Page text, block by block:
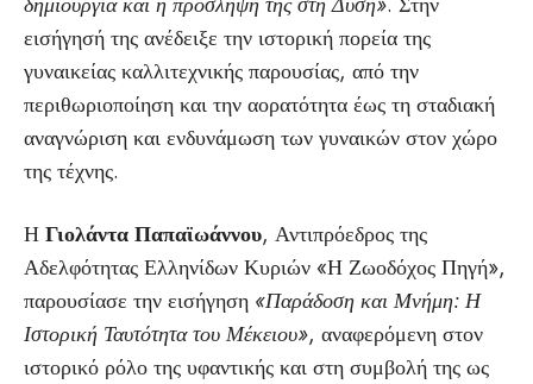
εισήγησή της ανέδειξε την ιστορική πορεία της
γυναικείας καλλιτεχνικής παρουσίας, από την
περιθωριοποίηση και την αορατότητα έως τη σταδιακή
αναγνώριση και ενδυνάμωση των γυναικών στον χώρο
της τέχνης.
ΗΓιολάντα Παπαϊωάννου, Αντιπρόεδρος της
Αδελφότητας Ελληνίδων Κυριών «Η Ζωοδόχος Πηγή»,
παρουσίασε την εισήγηση «Παράδοση και Μνήμη: Η
Ιστορική Ταυτότητα του Μέκειου», αναφερόμενη στον
ιστορικό ρόλο της υφαντικής και στη συμβολή της ως